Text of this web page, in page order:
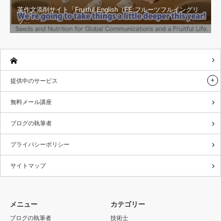
英作文添削サイト「Fruitful English（FE:フルーツフルイングリ
ッ…
提供中のサービス
無料メール講座
ブログの執筆者
プライバシーポリシー
サイトマップ
メニュー
ブログの執筆者
カテゴリー
技術士